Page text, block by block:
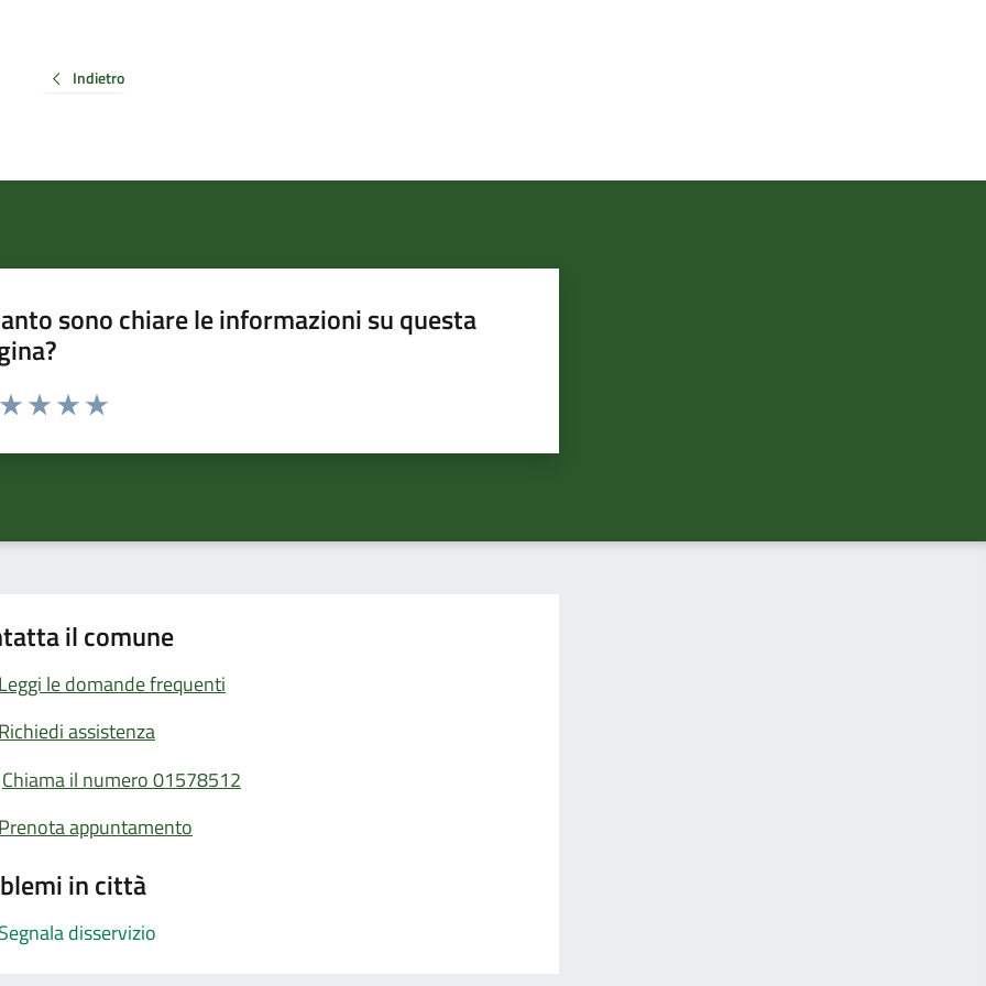
Indietro
sono chiare le informazioni su questa
da 1 a 5 stelle la pagina
il comune
Leggi le domande frequenti
Richiedi assistenza
Chiama il numero 01578512
Prenota appuntamento
in città
Segnala disservizio